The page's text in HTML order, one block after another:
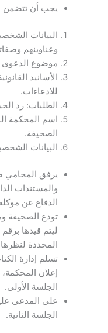
يجب أن تتضمن
البيانات
وعناوينهم
موضوع الدعوى
الأسانيد
للادعاءات.
الطلبات: رد
اسم المحكمة
الصحيفة.
البيانات
يرفق المحامي
والمستندات
الدفاع عن
تودع الصحيفة
ليتم قيدها
المحددة
تسلم إدارة
إعلان
الجلسة الأولى.
على المدعى
الجلسة الثانية.